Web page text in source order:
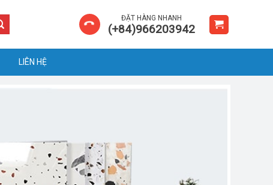
ĐẶT HÀNG NHANH
(+84)966203942
LIÊN HỆ